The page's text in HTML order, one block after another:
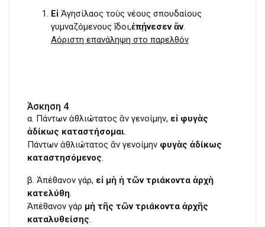
Εἰ Ἀγησίλαος τοὺς νέους σπουδαίους
γυμναζόμενους ἴδοι,ἐπῄνεσεν ἄν.
Αόριστη επανάληψη στο παρελθόν
Άσκηση 4
α. Πάντων ἀθλιώτατος ἂν γενοίμην, εἰ φυγὰς
ἀδίκως καταστήσομαι.
Πάντων ἀθλιώτατος ἂν γενοίμην φυγὰς ἀδίκως
καταστησόμενος.
β. Ἀπέθανον γάρ, εἰ μὴ ἡ τῶν τριάκοντα ἀρχὴ
κατελύθη.
Ἀπέθανον γάρ μὴ τῆς τῶν τριάκοντα ἀρχῆς
καταλυθείσης.